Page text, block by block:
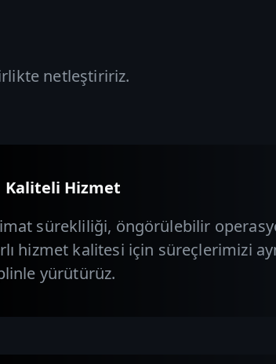
netleştiririz.
Kaliteli Hizmet
sürekliliği, öngörülebilir
hizmet kalitesi için süreçlerimizi
yürütürüz.